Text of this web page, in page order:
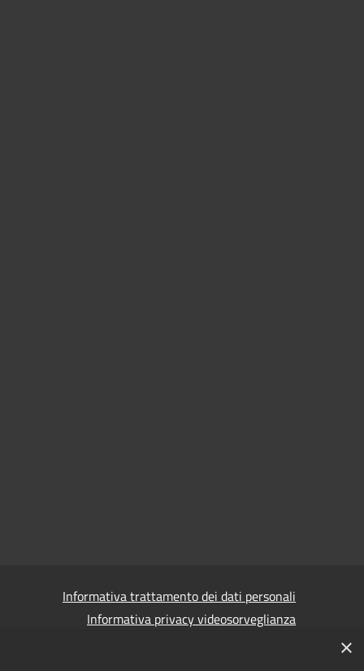
Informativa trattamento dei dati personali
Informativa privacy videosorveglianza
×